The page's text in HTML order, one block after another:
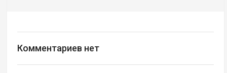
Комментариев нет